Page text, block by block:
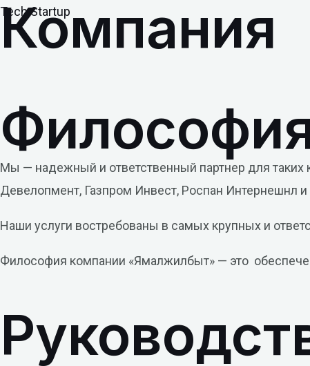
Перейти
Tech Startup
Компания
Мы — надежный и ответственный партнер для таких
Девелопмент, Газпром Инвест, Роспан Интернешнл и
Наши услуги востребованы в самых крупных и
Философия компании «Ямалжилбыт» — это